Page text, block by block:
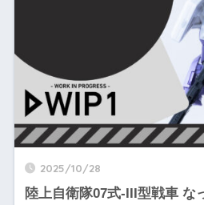
2025/10/28
陸上自衛隊07式-III型戦車 な